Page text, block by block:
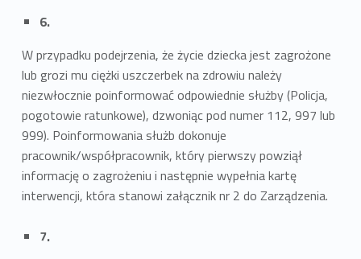
6.
W przypadku podejrzenia, że życie dziecka jest zagrożone
lub grozi mu ciężki uszczerbek na zdrowiu należy
niezwłocznie poinformować odpowiednie służby (Policja,
pogotowie ratunkowe), dzwoniąc pod numer 112, 997 lub
999). Poinformowania służb dokonuje
pracownik/współpracownik, który pierwszy powziął
informację o zagrożeniu i następnie wypełnia kartę
interwencji, która stanowi załącznik nr 2 do Zarządzenia.
7.